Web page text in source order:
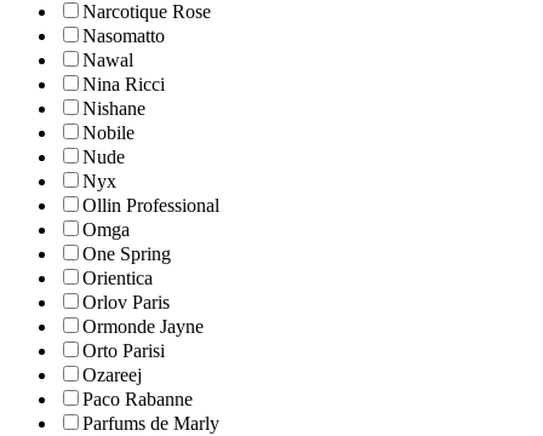
Narcotique Rose
Nasomatto
Nawal
Nina Ricci
Nishane
Nobile
Nude
Nyx
Ollin Professional
Omga
One Spring
Orientica
Orlov Paris
Ormonde Jayne
Orto Parisi
Ozareej
Paco Rabanne
Parfums de Marly